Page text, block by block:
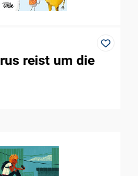
reist um die